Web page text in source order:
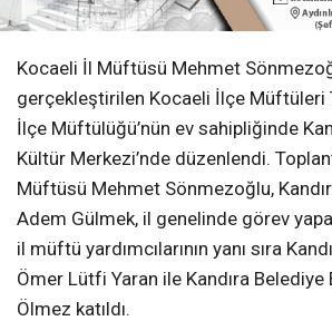
Kocaeli İl Müftüsü Mehmet
gerçekleştirilen Kocaeli İlçe Müftüleri
İlçe Müftülüğü’nün ev sahipliğinde
Kültür Merkezi’nde düzenlendi.
Müftüsü Mehmet Sönmezoğlu,
Adem Gülmek, il genelinde görev
il müftü yardımcılarının yanı sıra
Ömer Lütfi Yaran ile Kandıra Belediye
Ölmez katıldı.